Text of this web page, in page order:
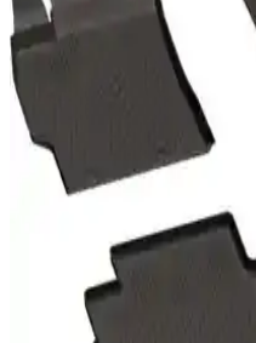
Sahler Dacia Sandero
Havuzlu Oto Paspasları
Sahler'in Dacia Sandero 2021-
ve şık havuzlu oto paspasları
montaj ve uzun ömür sağlar.
Gold Citroen C-Elysee
Havuzlu Siyah Oto
Dayanıklı ve estetik
modelleri için uygun olan
ve şıklık sağlar, kolay